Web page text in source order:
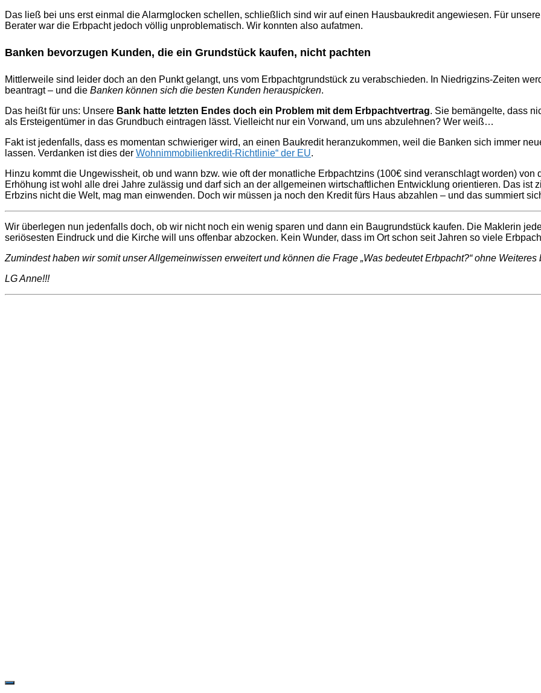
Das ließ bei uns erst einmal die Alarmglocken schellen, schließlich sind wir auf einen Hausbaukredit angewiesen. Für
Berater war die Erbpacht jedoch völlig unproblematisch. Wir konnten also aufatmen.
Banken bevorzugen Kunden, die ein Grundstück kaufen, nicht pachten
Mittlerweile sind leider doch an den Punkt gelangt, uns vom Erbpachtgrundstück zu verabschieden. In Niedrigzins-Zeiten
beantragt – und die Banken können sich die besten Kunden herauspicken.
Das heißt für uns: Unsere Bank hatte letzten Endes doch ein Problem mit dem Erbpachtvertrag. Sie bemängelte, dass
als Ersteigentümer in das Grundbuch eintragen lässt. Vielleicht nur ein Vorwand, um uns abzulehnen? Wer weiß…
Fakt ist jedenfalls, dass es momentan schwieriger wird, an einen Baukredit heranzukommen, weil die Banken sich immer
lassen. Verdanken ist dies der Wohnimmobilienkredit-Richtlinie“ der EU.
Hinzu kommt die Ungewissheit, ob und wann bzw. wie oft der monatliche Erbpachtzins (100€ sind veranschlagt worden) von
Erhöhung ist wohl alle drei Jahre zulässig und darf sich an der allgemeinen wirtschaftlichen Entwicklung orientieren. Das
Erbzins nicht die Welt, mag man einwenden. Doch wir müssen ja noch den Kredit fürs Haus abzahlen – und das summiert
Wir überlegen nun jedenfalls doch, ob wir nicht noch ein wenig sparen und dann ein Baugrundstück kaufen. Die Maklerin
seriösesten Eindruck und die Kirche will uns offenbar abzocken. Kein Wunder, dass im Ort schon seit Jahren so viele
Zumindest haben wir somit unser Allgemeinwissen erweitert und können die Frage „Was bedeutet Erbpacht?“ ohne Weiteres
LG Anne!!!